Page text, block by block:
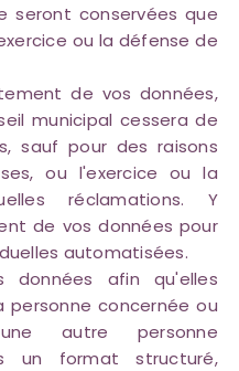
seront conservées que
ou la défense de
de vos données,
municipal cessera de
sauf pour des raisons
ou l'exercice ou la
réclamations. Y
de vos données pour
automatisées.
données afin qu'elles
personne concernée ou
autre personne
un format structuré,